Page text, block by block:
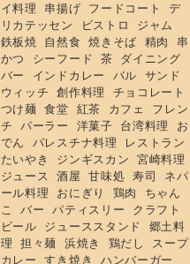
イ料理
串揚げ フードコート
デ
リカテッセン
ビストロ
ジャム
鉄板焼
自然食 焼きそば 精肉
串
かつ
シーフード 茶
ダイニング
バー
インドカレー バル
サンド
ウィッチ
創作料理
チョコレート
つけ麺
食堂 紅茶 カフェ
フレン
チ
パーラー 洋菓子 台湾料理
お
でん
パレスチナ料理
レストラン
たいやき
ジンギスカン
宮崎料理
ジュース
酒屋 甘味処 寿司
ネパ
ール料理
おにぎり 鶏肉
ちゃん
こ
バー パティスリー
クラフト
ビール
ジューススタンド
郷土料
理
担々麺 浜焼き 鶏だし
スープ
カレー
すき焼き ハンバーガー